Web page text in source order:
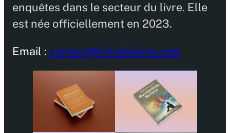
enquêtes dans le secteur du livre. Elle
est née officiellement en 2023.
Email : contact@livredulivre.com